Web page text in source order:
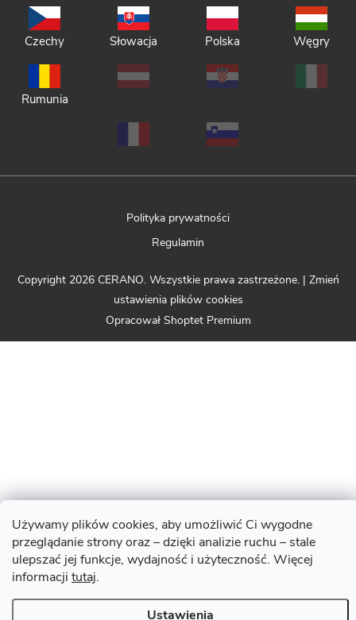
Używamy plików cookies, aby umożliwić Ci wygodne
przeglądanie strony oraz – dzięki analizie ruchu – stale
ulepszać jej funkcje, wydajność i użyteczność. Więcej
informacji tutaj.
Ustawienia
Czechy Słowacja Polska Węgry
Rumunia
Polityka prywatności
Regulamin
Opracował Shoptet Premium
Copyright 2026 CERANO. Wszystkie prawa zastrzeżone. | Zmień
ustawienia plików cookies